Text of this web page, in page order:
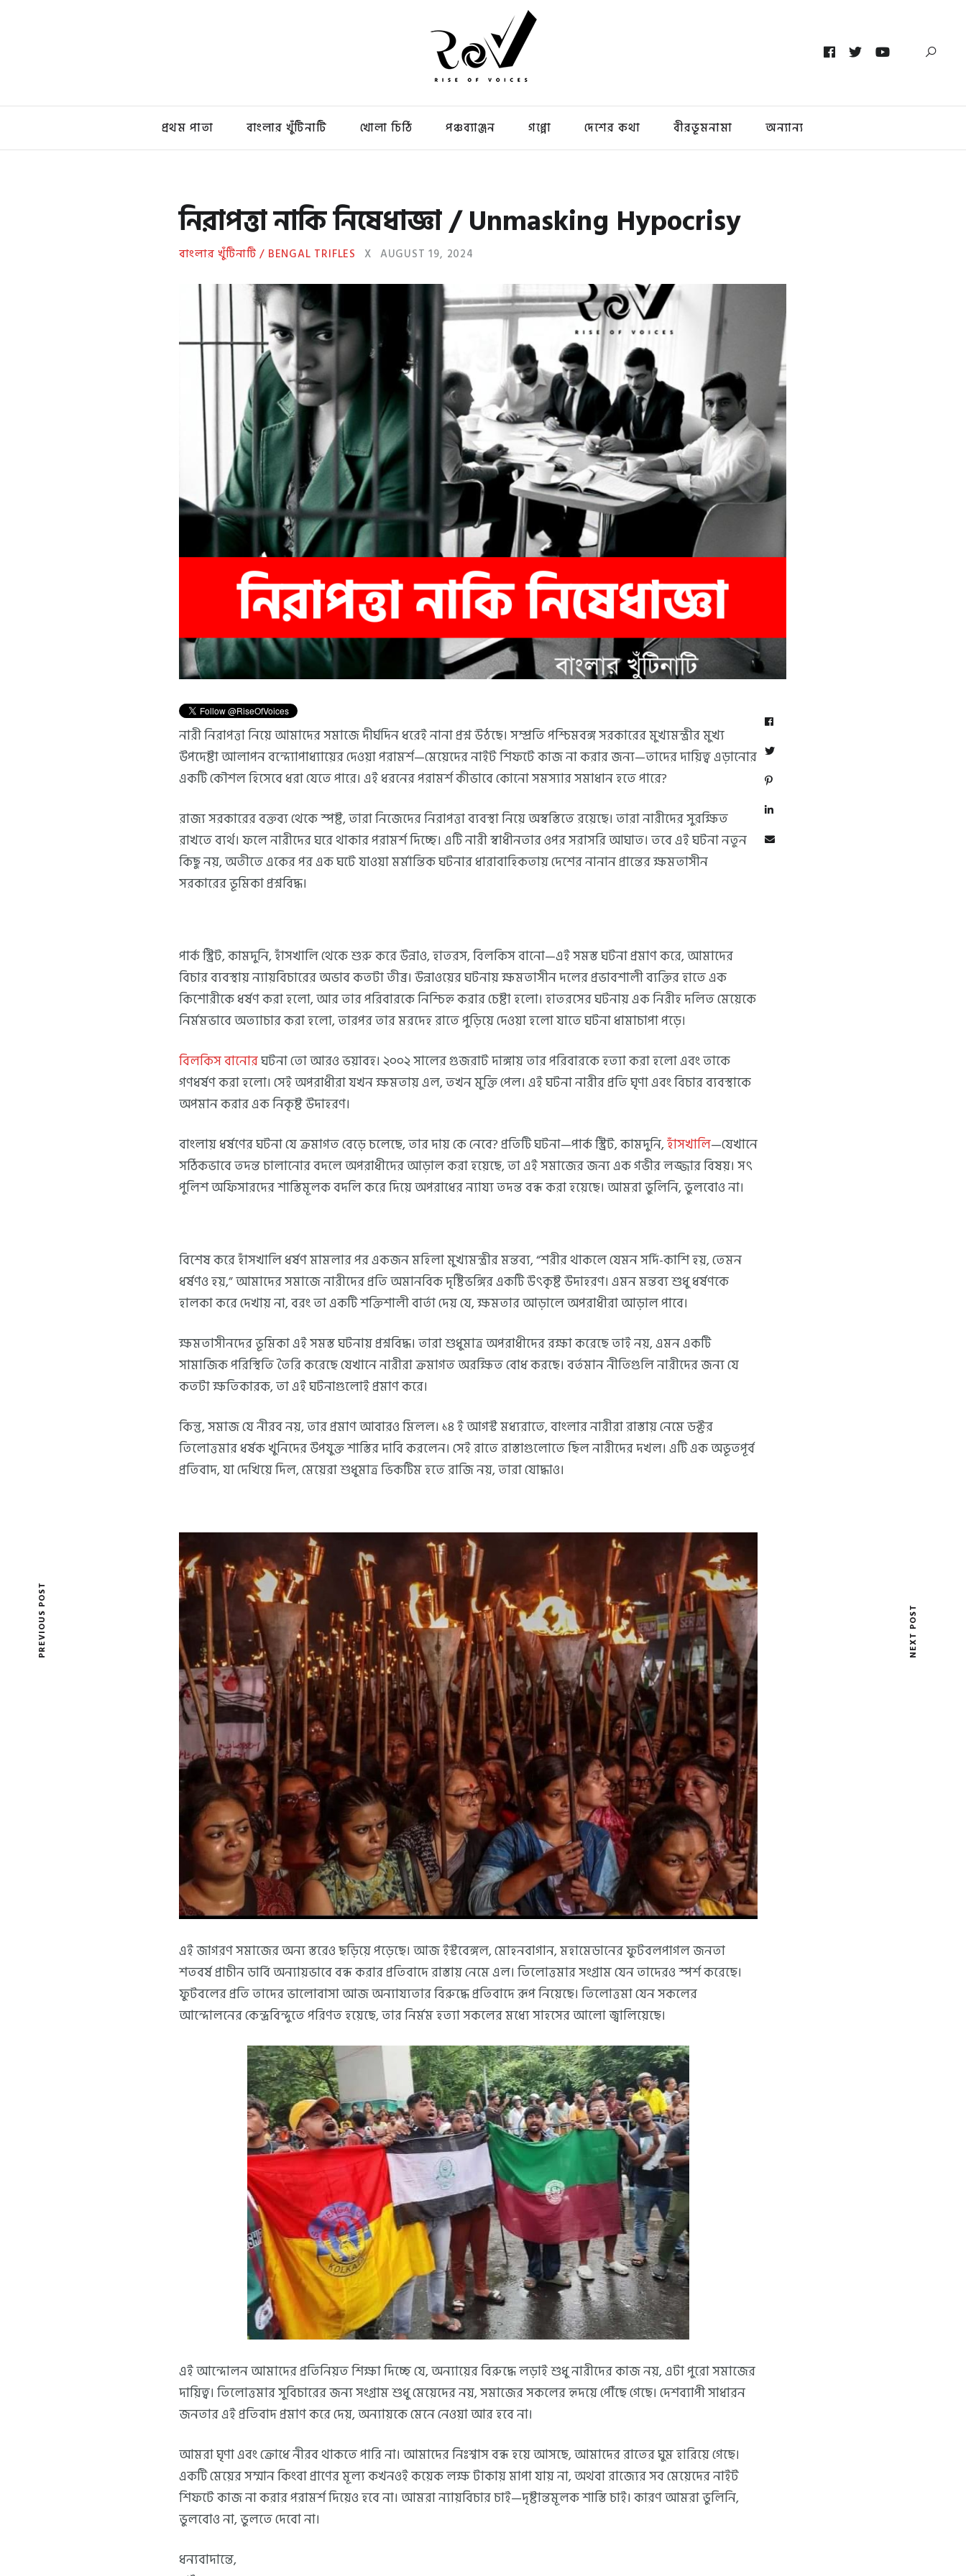
প্রথম পাতা বাংলার খুঁটিনাটি খোলা চিঠি পঞ্চব্যাঞ্জন গপ্পো দেশের কথা বীরভূমনামা অন্যান্য
নিরাপত্তা নাকি নিষেধাজ্ঞা / Unmasking Hypocrisy
বাংলার খুঁটিনাটি / BENGAL TRIFLES X AUGUST 19, 2024
নারী নিরাপত্তা নিয়ে আমাদের সমাজে দীর্ঘদিন ধরেই নানা প্রশ্ন উঠছে। সম্প্রতি পশ্চিমবঙ্গ সরকারের মুখ্যমন্ত্রীর মুখ্য
উপদেষ্টা আলাপন বন্দ্যোপাধ্যায়ের দেওয়া পরামর্শ—মেয়েদের নাইট শিফটে কাজ না করার জন্য—তাদের দায়িত্ব এড়ানোর
একটি কৌশল হিসেবে ধরা যেতে পারে। এই ধরনের পরামর্শ কীভাবে কোনো সমস্যার সমাধান হতে পারে?
রাজ্য সরকারের বক্তব্য থেকে স্পষ্ট, তারা নিজেদের নিরাপত্তা ব্যবস্থা নিয়ে অস্বস্তিতে রয়েছে। তারা নারীদের সুরক্ষিত
রাখতে ব্যর্থ। ফলে নারীদের ঘরে থাকার পরামর্শ দিচ্ছে। এটি নারী স্বাধীনতার ওপর সরাসরি আঘাত। তবে এই ঘটনা নতুন
কিছু নয়, অতীতে একের পর এক ঘটে যাওয়া মর্মান্তিক ঘটনার ধারাবাহিকতায় দেশের নানান প্রান্তের ক্ষমতাসীন
সরকারের ভূমিকা প্রশ্নবিদ্ধ।
পার্ক স্ট্রিট, কামদুনি, হাঁসখালি থেকে শুরু করে উন্নাও, হাতরস, বিলকিস বানো—এই সমস্ত ঘটনা প্রমাণ করে, আমাদের
বিচার ব্যবস্থায় ন্যায়বিচারের অভাব কতটা তীব্র। উন্নাওয়ের ঘটনায় ক্ষমতাসীন দলের প্রভাবশালী ব্যক্তির হাতে এক
কিশোরীকে ধর্ষণ করা হলো, আর তার পরিবারকে নিশ্চিহ্ন করার চেষ্টা হলো। হাতরসের ঘটনায় এক নিরীহ দলিত মেয়েকে
নির্মমভাবে অত্যাচার করা হলো, তারপর তার মরদেহ রাতে পুড়িয়ে দেওয়া হলো যাতে ঘটনা ধামাচাপা পড়ে।
বিলকিস বানোরঘটনা তো আরও ভয়াবহ। ২০০২ সালের গুজরাট দাঙ্গায় তার পরিবারকে হত্যা করা হলো এবং তাকে
গণধর্ষণ করা হলো। সেই অপরাধীরা যখন ক্ষমতায় এল, তখন মুক্তি পেল। এই ঘটনা নারীর প্রতি ঘৃণা এবং বিচার ব্যবস্থাকে
অপমান করার এক নিকৃষ্ট উদাহরণ।
বাংলায় ধর্ষণের ঘটনা যে ক্রমাগত বেড়ে চলেছে, তার দায় কে নেবে? প্রতিটি ঘটনা—পার্ক স্ট্রিট, কামদুনি,হাঁসখালি—যেখানে
সঠিকভাবে তদন্ত চালানোর বদলে অপরাধীদের আড়াল করা হয়েছে, তা এই সমাজের জন্য এক গভীর লজ্জার বিষয়। সৎ
পুলিশ অফিসারদের শাস্তিমূলক বদলি করে দিয়ে অপরাধের ন্যায্য তদন্ত বন্ধ করা হয়েছে। আমরা ভুলিনি, ভুলবোও না।
বিশেষ করে হাঁসখালি ধর্ষণ মামলার পর একজন মহিলা মুখ্যমন্ত্রীর মন্তব্য, “শরীর থাকলে যেমন সর্দি-কাশি হয়, তেমন
ধর্ষণও হয়,” আমাদের সমাজে নারীদের প্রতি অমানবিক দৃষ্টিভঙ্গির একটি উৎকৃষ্ট উদাহরণ। এমন মন্তব্য শুধু ধর্ষণকে
হালকা করে দেখায় না, বরং তা একটি শক্তিশালী বার্তা দেয় যে, ক্ষমতার আড়ালে অপরাধীরা আড়াল পাবে।
ক্ষমতাসীনদের ভূমিকা এই সমস্ত ঘটনায় প্রশ্নবিদ্ধ। তারা শুধুমাত্র অপরাধীদের রক্ষা করেছে তাই নয়, এমন একটি
সামাজিক পরিস্থিতি তৈরি করেছে যেখানে নারীরা ক্রমাগত অরক্ষিত বোধ করছে। বর্তমান নীতিগুলি নারীদের জন্য যে
কতটা ক্ষতিকারক, তা এই ঘটনাগুলোই প্রমাণ করে।
কিন্তু, সমাজ যে নীরব নয়, তার প্রমাণ আবারও মিলল। ১৪ ই আগস্ট মধ্যরাতে, বাংলার নারীরা রাস্তায় নেমে ডক্টর
তিলোত্তমার ধর্ষক খুনিদের উপযুক্ত শাস্তির দাবি করলেন। সেই রাতে রাস্তাগুলোতে ছিল নারীদের দখল। এটি এক অভূতপূর্ব
প্রতিবাদ, যা দেখিয়ে দিল, মেয়েরা শুধুমাত্র ভিকটিম হতে রাজি নয়, তারা যোদ্ধাও।
এই জাগরণ সমাজের অন্য স্তরেও ছড়িয়ে পড়েছে। আজ ইস্টবেঙ্গল, মোহনবাগান, মহামেডানের ফুটবলপাগল জনতা
শতবর্ষ প্রাচীন ডার্বি অন্যায়ভাবে বন্ধ করার প্রতিবাদে রাস্তায় নেমে এল। তিলোত্তমার সংগ্রাম যেন তাদেরও স্পর্শ করেছে।
ফুটবলের প্রতি তাদের ভালোবাসা আজ অন্যায্যতার বিরুদ্ধে প্রতিবাদে রূপ নিয়েছে। তিলোত্তমা যেন সকলের
আন্দোলনের কেন্দ্রবিন্দুতে পরিণত হয়েছে, তার নির্মম হত্যা সকলের মধ্যে সাহসের আলো জ্বালিয়েছে।
এই আন্দোলন আমাদের প্রতিনিয়ত শিক্ষা দিচ্ছে যে, অন্যায়ের বিরুদ্ধে লড়াই শুধু নারীদের কাজ নয়, এটা পুরো সমাজের
দায়িত্ব। তিলোত্তমার সুবিচারের জন্য সংগ্রাম শুধু মেয়েদের নয়, সমাজের সকলের হৃদয়ে পৌঁছে গেছে। দেশব্যাপী সাধারন
জনতার এই প্রতিবাদ প্রমাণ করে দেয়, অন্যায়কে মেনে নেওয়া আর হবে না।
আমরা ঘৃণা এবং ক্রোধে নীরব থাকতে পারি না। আমাদের নিঃশ্বাস বন্ধ হয়ে আসছে, আমাদের রাতের ঘুম হারিয়ে গেছে।
একটি মেয়ের সম্মান কিংবা প্রাণের মূল্য কখনওই কয়েক লক্ষ টাকায় মাপা যায় না, অথবা রাজ্যের সব মেয়েদের নাইট
শিফটে কাজ না করার পরামর্শ দিয়েও হবে না। আমরা ন্যায়বিচার চাই—দৃষ্টান্তমূলক শাস্তি চাই। কারণ আমরা ভুলিনি,
ভুলবোও না, ভুলতে দেবো না।
ধন্যবাদান্তে,
PREVIOUS POST NEXT POST